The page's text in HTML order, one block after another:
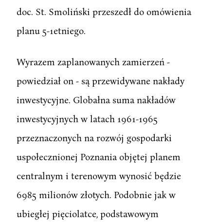
doc. St. Smoliński przeszedł do omówienia
planu 5-1etniego.
Wyrazem zaplanowanych zamierzeń -
powiedział on - są przewidywane nakłady
inwestycyjne. Globałna suma nakładów
inwestycyjnych w latach 1961-1965
przeznaczonych na rozwój gospodarki
uspołecznionej Poznania objętej planem
centralnym i terenowym wynosić będzie
6985 milionów złotych. Podobnie jak w
ubiegłej pięciolatce, podstawowym